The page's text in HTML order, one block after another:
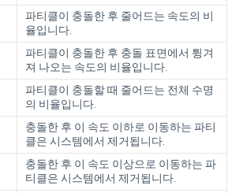
파티클이 충돌한 후 줄어드는 속도의 비
율입니다.
파티클이 충돌한 후 충돌 표면에서 튕겨
져 나오는 속도의 비율입니다.
파티클이 충돌할 때 줄어드는 전체 수명
의 비율입니다.
충돌한 후 이 속도 이하로 이동하는 파티
클은 시스템에서 제거됩니다.
충돌한 후 이 속도 이상으로 이동하는 파
티클은 시스템에서 제거됩니다.